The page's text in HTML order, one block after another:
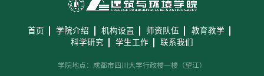
首页 学院介绍 机构设置 师资队伍
教育教学
科学研究
学生工作 联系我们
学院地点：成都市四川大学行政楼一楼（望江）